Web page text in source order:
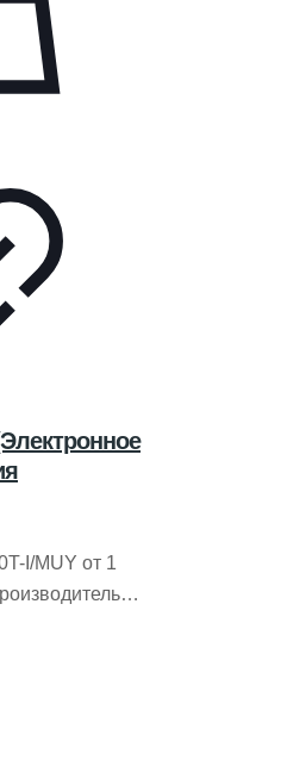
I/MUY от 1
шт.